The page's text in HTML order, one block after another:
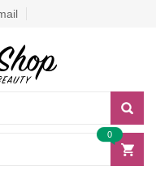
0